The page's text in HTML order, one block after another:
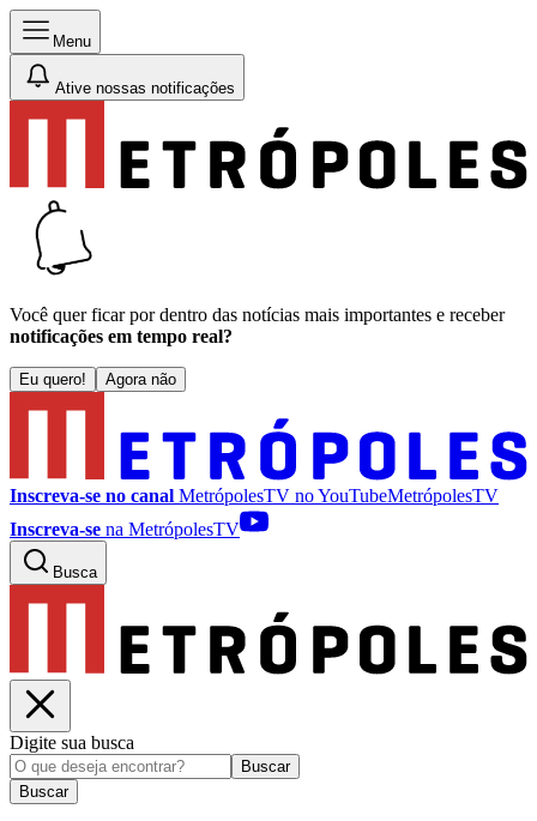
Menu
Ative nossas notificações
Você quer ficar por dentro das notícias mais importantes e receber
notificações em tempo real?
Eu quero! Agora não
Inscreva-se no canal MetrópolesTV noYouTubeMetrópolesTV
Inscreva-se na MetrópolesTV
Busca
Digite sua busca
Buscar
Buscar